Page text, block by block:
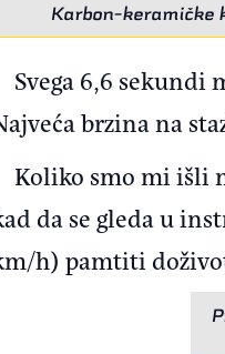
Karbon-keramičke
Svega 6,6 sekundi
brzina na
Koliko smo mi išli
da se gleda u
h) pamtiti